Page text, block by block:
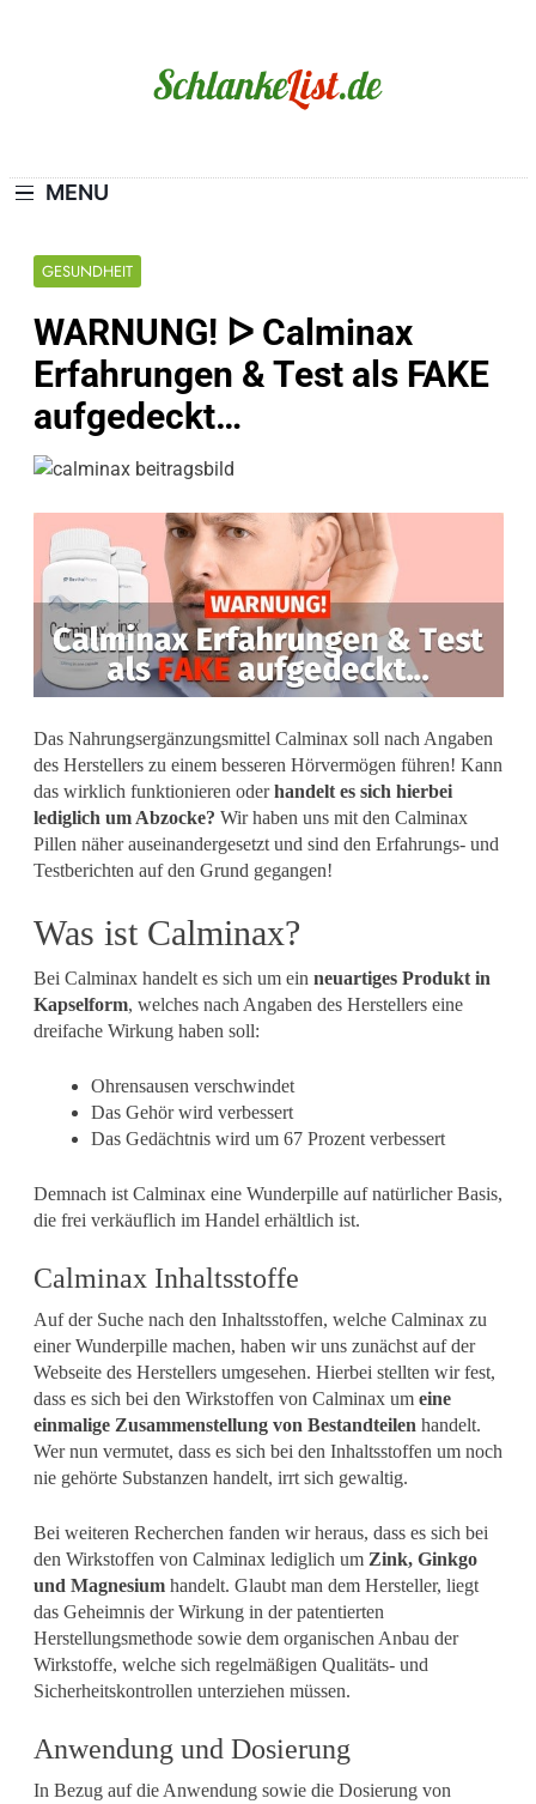
MENU
GESUNDHEIT
WARNUNG! ᐅ Calminax
Erfahrungen & Test als FAKE
aufgedeckt…
Das Nahrungsergänzungsmittel Calminax soll nach Angaben
des Herstellers zu einem besseren Hörvermögen führen! Kann
das wirklich funktionieren oderhandelt es sich hierbei
lediglich um Abzocke? Wir haben uns mit den Calminax
Pillen näher auseinandergesetzt und sind den Erfahrungs- und
Testberichten auf den Grund gegangen!
Was ist Calminax?
Bei Calminax handelt es sich um ein neuartiges Produkt in
Kapselform, welches nach Angaben des Herstellers eine
dreifache Wirkung haben soll:
Ohrensausen verschwindet
Das Gehör wird verbessert
Das Gedächtnis wird um 67 Prozent verbessert
Demnach ist Calminax eine Wunderpille auf natürlicher Basis,
die frei verkäuflich im Handel erhältlich ist.
Calminax Inhaltsstoffe
Auf der Suche nach den Inhaltsstoffen, welche Calminax zu
einer Wunderpille machen, haben wir uns zunächst auf der
Webseite des Herstellers umgesehen. Hierbei stellten wir fest,
dass es sich bei den Wirkstoffen von Calminax um eine
einmalige Zusammenstellung von Bestandteilen handelt.
Wer nun vermutet, dass es sich bei den Inhaltsstoffen um noch
nie gehörte Substanzen handelt, irrt sich gewaltig.
Bei weiteren Recherchen fanden wir heraus, dass es sich bei
den Wirkstoffen von Calminax lediglich um Zink, Ginkgo
und Magnesiumhandelt. Glaubt man dem Hersteller, liegt
das Geheimnis der Wirkung in der patentierten
Herstellungsmethode sowie dem organischen Anbau der
Wirkstoffe, welche sich regelmäßigen Qualitäts- und
Sicherheitskontrollen unterziehen müssen.
Anwendung und Dosierung
In Bezug auf die Anwendung sowie die Dosierung von